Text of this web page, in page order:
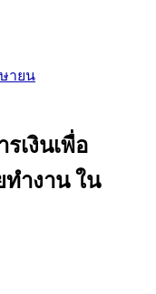
ายน
เงินเพื่อ
ำงาน ใน